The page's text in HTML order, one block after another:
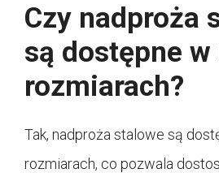
Czy nadproża
są dostępne
rozmiarach?
Tak, nadproża stalowe są
rozmiarach, co pozwala